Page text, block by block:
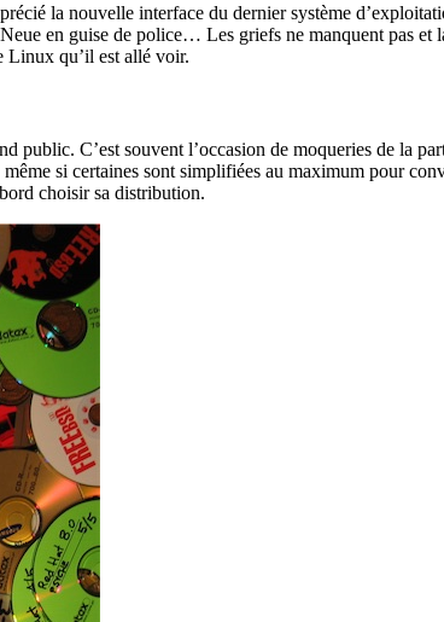
la nouvelle interface du dernier système
en guise de police… Les griefs ne manquent pas et
Linux qu’il est allé voir.
C’est souvent l’occasion de moqueries de la
si certaines sont simplifiées au maximum pour
choisir sa distribution.